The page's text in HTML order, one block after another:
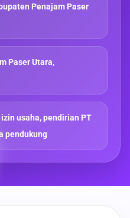
Penajam Paser
Paser Utara,
usaha, pendirian PT
pendukung